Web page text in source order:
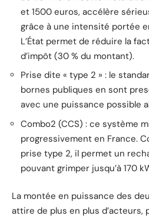
et 1500 euros, accélère
grâce à une intensité portée
L’État permet de réduire la
d’impôt (30 % du montant).
Prise dite « type 2 » : le
bornes publiques en sont
avec une puissance possible
Combo2 (CCS) : ce système
progressivement en France.
prise type 2, il permet un
pouvant grimper jusqu’à 170
La montée en puissance des
attire de plus en plus d’acteurs,